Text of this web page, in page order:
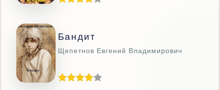
Бандит
Щепетнов Евгений Владимирович